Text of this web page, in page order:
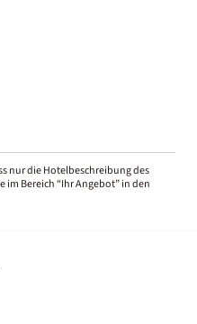
nur die Hotelbeschreibung des
im Bereich “Ihr Angebot” in den